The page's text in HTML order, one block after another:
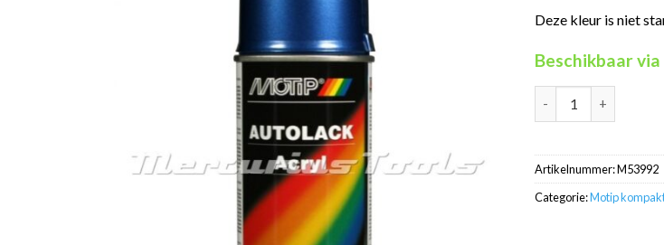
Deze kleur is niet
Beschikbaar
Artikelnummer:M53992
Categorie:Motip